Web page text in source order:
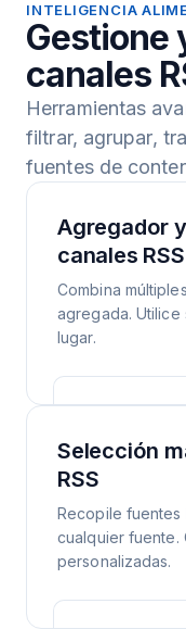
INTELIGENCIA
Gestione
canales
Herramientas
filtrar, agrupar,
fuentes de
Agregador
canales RSS
Combina
agregada.
lugar.
Selección
RSS
Recopile fuentes
cualquier
personalizadas.